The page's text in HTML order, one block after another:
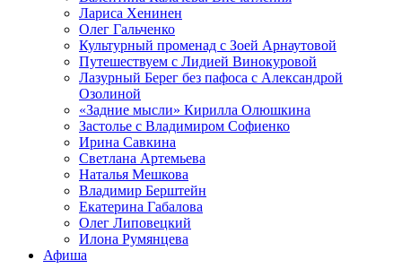
Лариса Хенинен
Олег Гальченко
Культурный променад с Зоей Арнаутовой
Путешествуем с Лидией Винокуровой
Лазурный Берег без пафоса с Александрой
Озолиной
«Задние мысли» Кирилла Олюшкина
Застолье с Владимиром Софиенко
Ирина Савкина
Светлана Артемьева
Наталья Мешкова
Владимир Берштейн
Екатерина Габалова
Олег Липовецкий
Илона Румянцева
Афиша